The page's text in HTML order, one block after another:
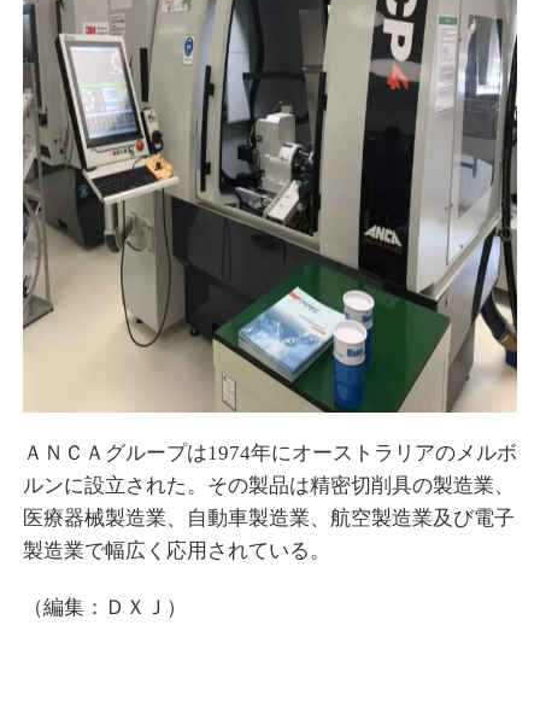
ＡＮＣＡグループは1974年にオーストラリアのメルボ
ルンに設立された。その製品は精密切削具の製造業、
医療器械製造業、自動車製造業、航空製造業及び電子
製造業で幅広く応用されている。
（編集：ＤＸＪ）